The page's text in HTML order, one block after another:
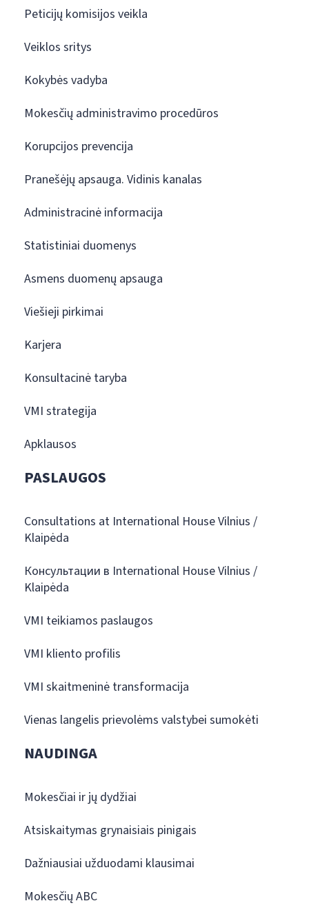
Peticijų komisijos veikla
Veiklos sritys
Kokybės vadyba
Mokesčių administravimo procedūros
Korupcijos prevencija
Pranešėjų apsauga. Vidinis kanalas
Administracinė informacija
Statistiniai duomenys
Asmens duomenų apsauga
Viešieji pirkimai
Karjera
Konsultacinė taryba
VMI strategija
Apklausos
PASLAUGOS
Consultations at International House Vilnius /
Klaipėda
Консультации в International House Vilnius /
Klaipėda
VMI teikiamos paslaugos
VMI kliento profilis
VMI skaitmeninė transformacija
Vienas langelis prievolėms valstybei sumokėti
NAUDINGA
Mokesčiai ir jų dydžiai
Atsiskaitymas grynaisiais pinigais
Dažniausiai užduodami klausimai
Mokesčių ABC